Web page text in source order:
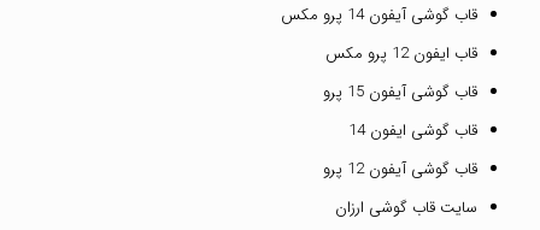
قاب گوشی آیفون 14 پرو مکس
قاب ایفون 12 پرو مکس
قاب گوشی آیفون 15 پرو
قاب گوشی ایفون 14
قاب گوشی آیفون 12 پرو
سایت قاب گوشی ارزان